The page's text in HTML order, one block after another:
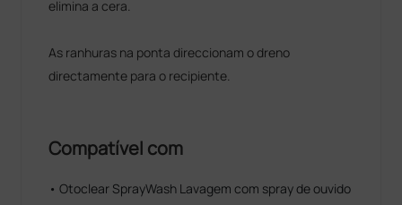
elimina a cera.
As ranhuras na ponta direccionam o dreno
directamente para o recipiente.
Compatível com
• Otoclear SprayWash Lavagem com spray de ouvido